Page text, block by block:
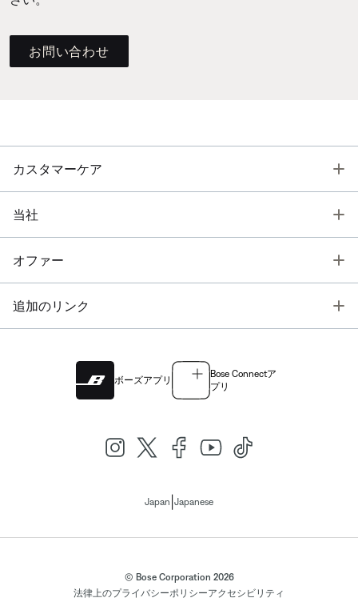
お問い合わせ
カスタマーケア
当社
オファー
追加のリンク
ボーズアプリ
Bose Connectア
プリ
Japan Japanese
© Bose Corporation 2026
法律上のプライバシーポリシーアクセシビリティ